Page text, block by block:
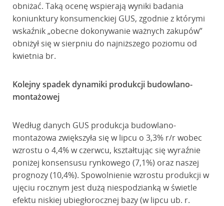
obniżać. Taką ocenę wspierają wyniki badania
koniunktury konsumenckiej GUS, zgodnie z którymi
wskaźnik „obecne dokonywanie ważnych zakupów”
obniżył się w sierpniu do najniższego poziomu od
kwietnia br.
Kolejny spadek dynamiki produkcji budowlano-
montażowej
Według danych GUS produkcja budowlano-
montażowa zwiększyła się w lipcu o 3,3% r/r wobec
wzrostu o 4,4% w czerwcu, kształtując się wyraźnie
poniżej konsensusu rynkowego (7,1%) oraz naszej
prognozy (10,4%). Spowolnienie wzrostu produkcji w
ujęciu rocznym jest dużą niespodzianką w świetle
efektu niskiej ubiegłorocznej bazy (w lipcu ub. r.